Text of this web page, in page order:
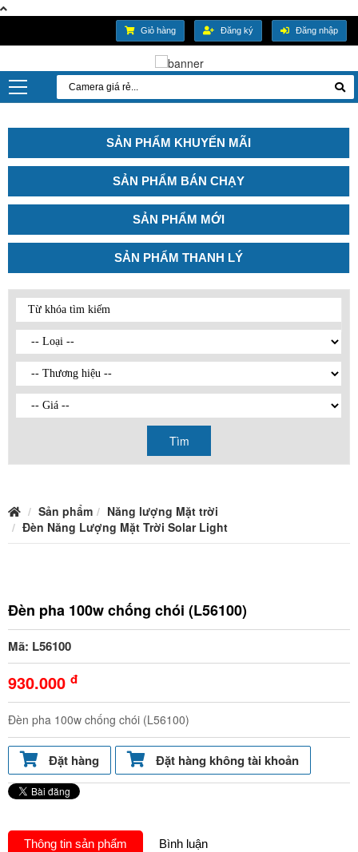
Giỏ hàng Đăng ký Đăng nhập
SẢN PHẨM KHUYẾN MÃI
SẢN PHẨM BÁN CHẠY
SẢN PHẨM MỚI
SẢN PHẨM THANH LÝ
Tìm
Sản phẩm
Năng lượng Mặt trời
Đèn Năng Lượng Mặt Trời Solar Light
Đèn pha 100w chống chói (L56100)
Mã: L56100
930.000 đ
Đèn pha 100w chống chói (L56100)
Đặt hàng Đặt hàng không tài khoản
Thông tin sản phẩm Bình luận